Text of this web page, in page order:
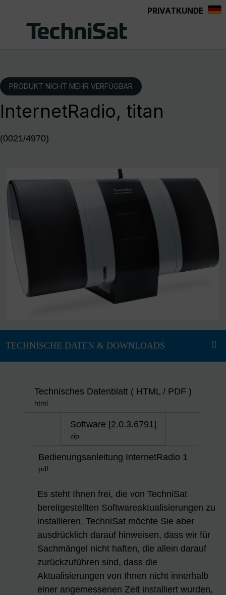
PRIVATKUNDE
PRODUKT NICHT MEHR VERFÜGBAR
InternetRadio, titan
(0021/4970)
Technisches Datenblatt ( HTML / PDF )
html
Software [2.0.3.6791]
zip
Bedienungsanleitung InternetRadio 1
pdf
Es steht Ihnen frei, die von TechniSat
bereitgestellten Softwareaktualisierungen zu
installieren. TechniSat möchte Sie aber
ausdrücklich darauf hinweisen, dass wir für
Sachmängel nicht haften, die allein darauf
zurückzuführen sind, dass die
Aktualisierungen von Ihnen nicht innerhalb
einer angemessenen Zeit installiert wurden,